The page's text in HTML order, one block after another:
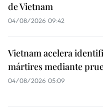
de Vietnam
04/08/2026 09:42
Vietnam acelera
mártires mediante
04/08/2026 05:09